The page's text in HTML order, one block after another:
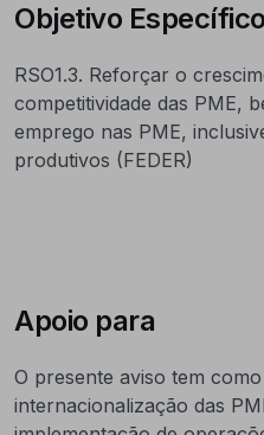
Objetivo Específico
RSO1.3. Reforçar o
competitividade das PME,
emprego nas PME,
produtivos (FEDER)
Apoio para
O presente aviso tem
internacionalização das